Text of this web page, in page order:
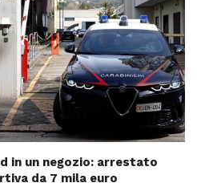
in un negozio: arrestato
da 7 mila euro